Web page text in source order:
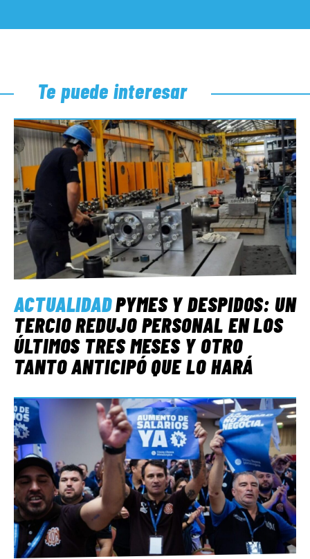
Te puede interesar
ACTUALIDADPYMES Y DESPIDOS: UN
TERCIO REDUJO PERSONAL EN LOS
ÚLTIMOS TRES MESES Y OTRO
TANTO ANTICIPÓ QUE LO HARÁ